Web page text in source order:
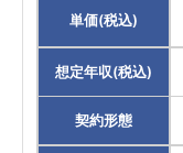
単価(税込)
想定年収(税込)
契約形態